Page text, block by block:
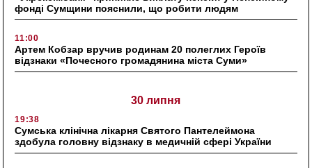
фонді Сумщини пояснили, що робити людям
11:00
Артем Кобзар вручив родинам 20 полеглих Героїв
відзнаки «Почесного громадянина міста Суми»
30 липня
19:38
Сумська клінічна лікарня Святого Пантелеймона
здобула головну відзнаку в медичній сфері України